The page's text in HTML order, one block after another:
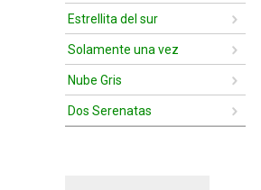
Estrellita del sur
Solamente una vez
Nube Gris
Dos Serenatas